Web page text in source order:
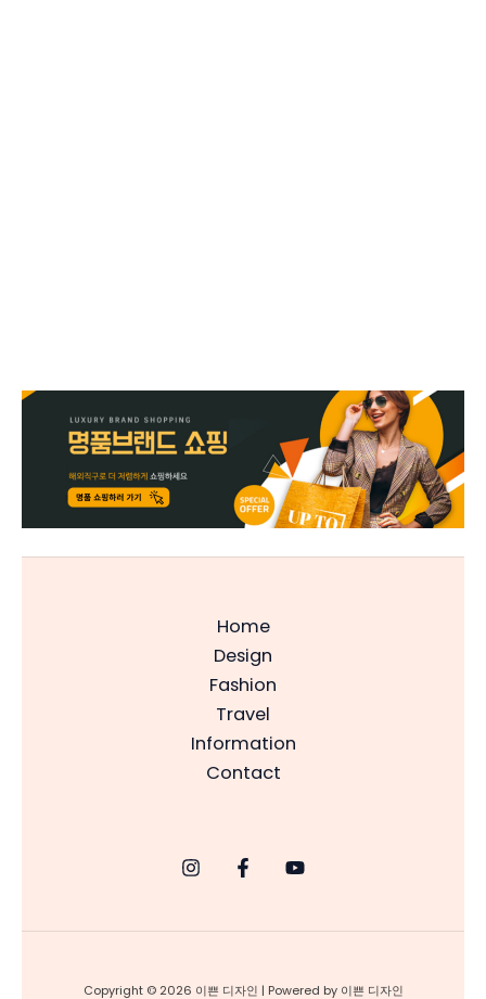
Home
Design
Fashion
Travel
Information
Contact
Copyright © 2026 이쁜 디자인 | Powered by 이쁜 디자인